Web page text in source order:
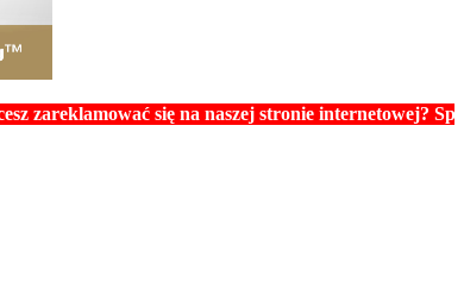
się na naszej stronie internetowej? Sprawdź